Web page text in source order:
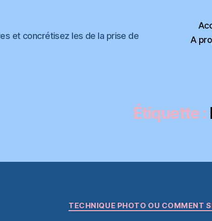
et concrétisez les de la prise de
A
Étiquette :
TECHNIQUE PHOTO OU COMMENT